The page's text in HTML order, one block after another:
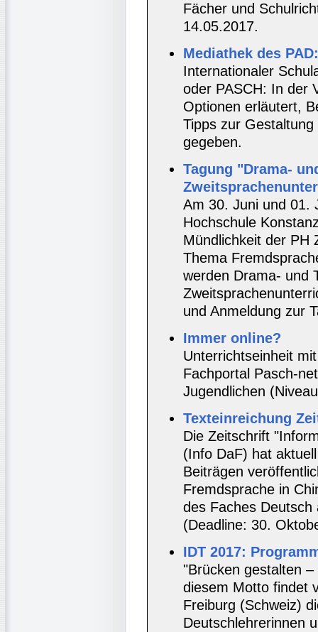
Fächer und
14.05.2017.
Mediathek des PAD:
Internationaler
oder PASCH: In der
Optionen erläutert,
Tipps zur
gegeben.
Tagung "Drama-
Am 30. Juni und 01.
Hochschule
Mündlichkeit der PH
Thema
werden Drama- und
und Anmeldung zur
Immer online?
Unterrichtseinheit
Fachportal Pasch-
Jugendlichen
Texteinreichung
Die Zeitschrift
(Info DaF) hat
Beiträgen
Fremdsprache in
des Faches Deutsch
(Deadline: 30.
IDT 2017:
"Brücken gestalten
diesem Motto findet
Freiburg (Schweiz)
Deutschlehrerinnen